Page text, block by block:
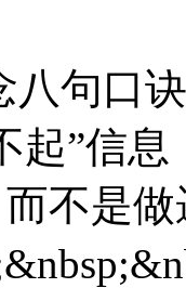
八句口
起”信
不是